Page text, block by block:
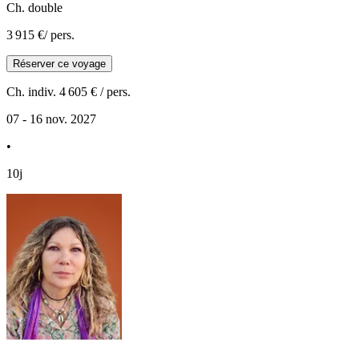
Ch. double
3 915 €/ pers.
Réserver ce voyage
Ch. indiv. 4 605 € / pers.
07 - 16 nov. 2027
•
10j